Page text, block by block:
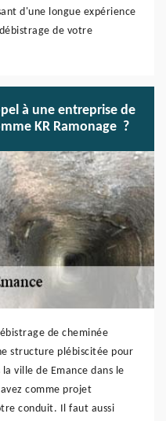
d'une longue expérience
de votre
à une entreprise de
KR Ramonage ?
de cheminée
structure plébiscitée pour
ville de Emance dans le
comme projet
conduit. Il faut aussi